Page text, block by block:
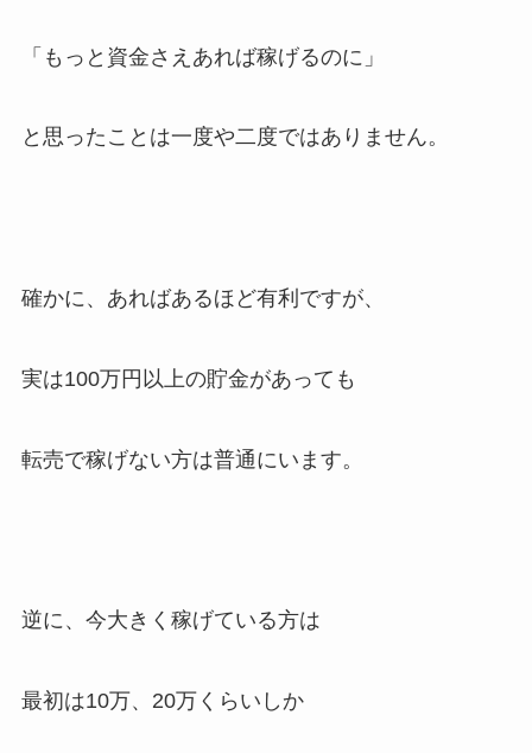
「もっと資金さえあれば稼げるのに」
と思ったことは一度や二度ではありません。
確かに、あればあるほど有利ですが、
実は100万円以上の貯金があっても
転売で稼げない方は普通にいます。
逆に、今大きく稼げている方は
最初は10万、20万くらいしか